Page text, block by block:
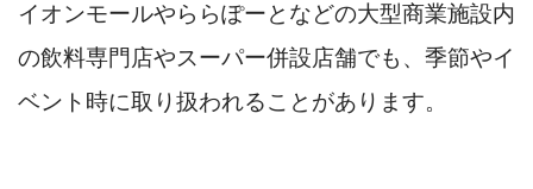
イオンモールやららぽーとなどの大型商業施設内
の飲料専門店やスーパー併設店舗でも、季節やイ
ベント時に取り扱われることがあります。